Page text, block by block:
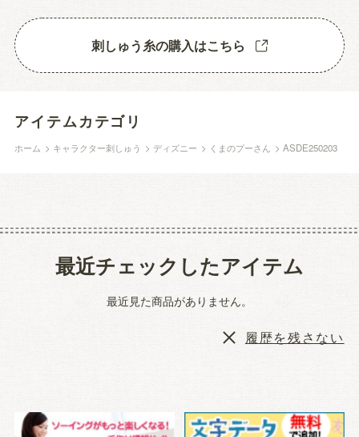
刺しゅう糸の購入はこちら
アイテムカテゴリ
ホーム > キャラクター刺しゅう >ディズニー > くまのプーさん >ASDE250203
最近チェックしたアイテム
最近見た商品がありません。
履歴を残さない